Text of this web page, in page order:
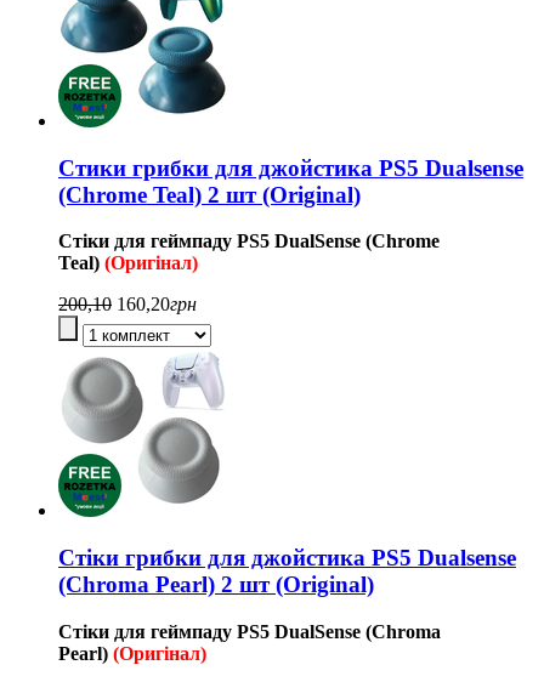
Стики грибки для джойстика PS5 Dualsense
(Chrome Teal) 2 шт (Original)
Стіки для геймпаду PS5 DualSense (Chrome
Teal) (Оригінал)
200,10 160,20грн
Стіки грибки для джойстика PS5 Dualsense
(Chroma Pearl) 2 шт (Original)
Стіки для геймпаду PS5 DualSense (Chroma
Pearl) (Оригінал)